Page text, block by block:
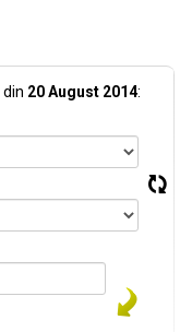
din 20 August 2014: